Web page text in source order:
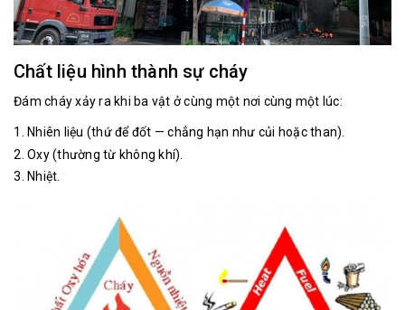
Chất liệu hình thành sự cháy
Đám cháy xảy ra khi ba vật ở cùng một nơi cùng một lúc:
Nhiên liệu (thứ để đốt — chẳng hạn như củi hoặc than).
Oxy (thường từ không khí).
Nhiệt.